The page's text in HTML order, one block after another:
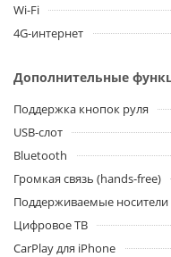
Wi-Fi
4G-интернет
Дополнительные
Поддержка кнопок руля
USB-слот
Bluetooth
Громкая связь (hands-free)
Поддерживаемые носители
Цифровое ТВ
CarPlay для iPhone